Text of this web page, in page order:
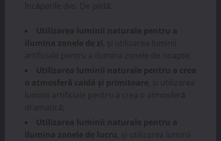
încăperile dvs. De pildă:
Utilizarea luminii naturale pentru a
ilumina zonele de zi, și utilizarea luminii
artificiale pentru a ilumina zonele de noapte;
Utilizarea luminii naturale pentru a crea
o atmosferă caldă și primitoare, și utilizarea
luminii artificiale pentru a crea o atmosferă
dramatică;
Utilizarea luminii naturale pentru a
ilumina zonele de lucru, și utilizarea luminii